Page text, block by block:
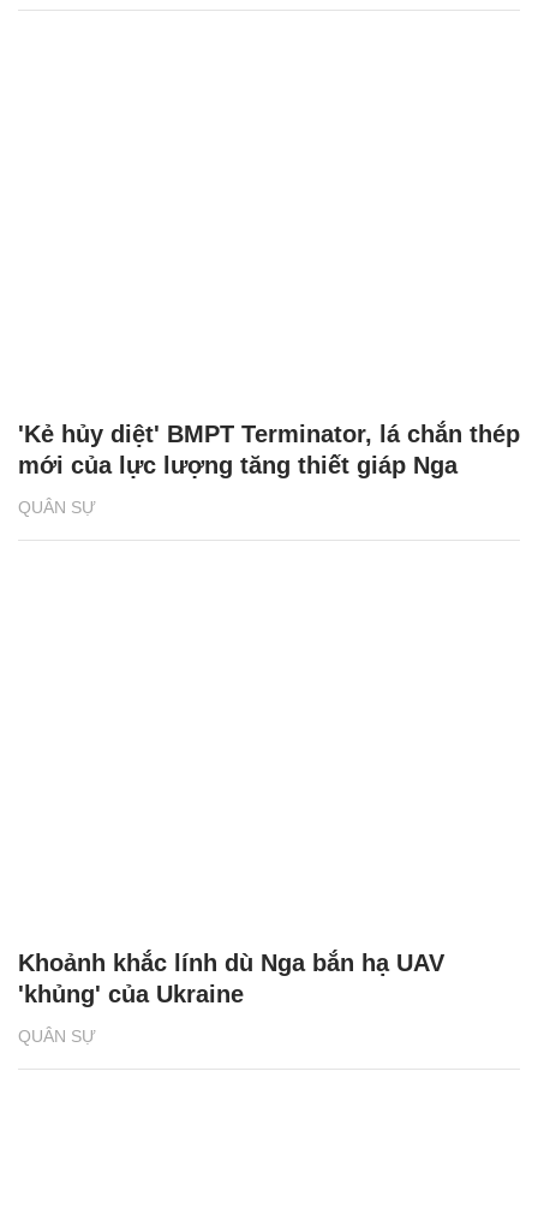
QUÂN SỰ
'Kẻ hủy diệt' BMPT Terminator, lá chắn thép
mới của lực lượng tăng thiết giáp Nga
QUÂN SỰ
Khoảnh khắc lính dù Nga bắn hạ UAV
'khủng' của Ukraine